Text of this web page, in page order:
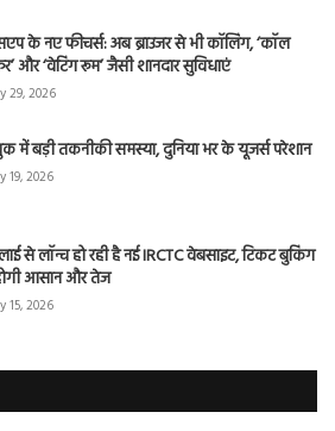
के नए फीचर्स: अब ब्राउजर से भी कॉलिंग, ‘कॉल
और ‘वेटिंग रूम’ जैसी शानदार सुविधाएं
29, 2026
में बड़ी तकनीकी समस्या, दुनिया भर के यूजर्स परेशान
19, 2026
से लॉन्च हो रही है नई IRCTC वेबसाइट, टिकट बुकिंग
आसान और तेज
15, 2026